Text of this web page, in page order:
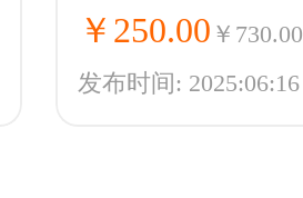
￥250.00 ￥730.00
发布时间: 2025:06:16